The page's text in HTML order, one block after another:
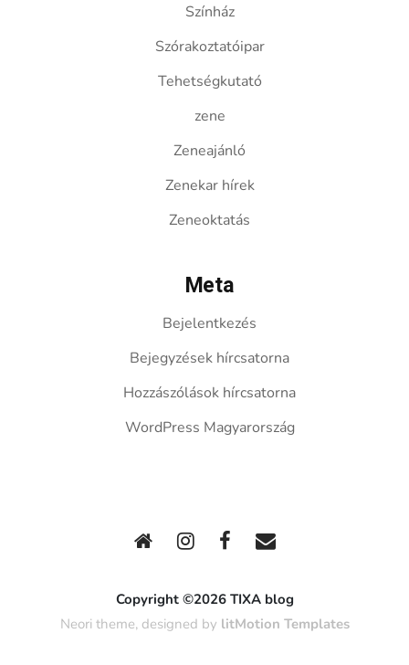
Színház
Szórakoztatóipar
Tehetségkutató
zene
Zeneajánló
Zenekar hírek
Zeneoktatás
Meta
Bejelentkezés
Bejegyzések hírcsatorna
Hozzászólások hírcsatorna
WordPress Magyarország
Copyright ©2026 TIXA blog
Neori theme, designed by litMotion Templates